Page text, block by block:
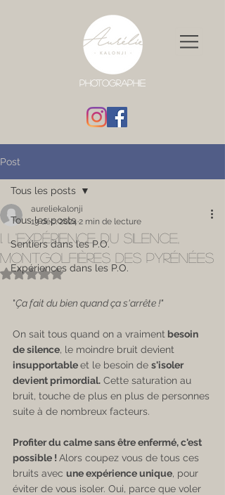
Photographie
Post
Tous les posts
Sentiers dans les P.O.
Expériences dans les P.O.
Tous les posts
I. L'EXPÉRIENCE DU SILENCE,
MONTGOLFIÈRES DES PYRÉNÉES
aureliekalonji
13 déc. 2024 2 min de lecture
Noté NaN étoiles sur 5.
​"Ça fait du bien quand ça s'arrête !"
On sait tous quand on a vraiment besoin
de silence, le moindre bruit devient
insupportable et le besoin de s'isoler
devient primordial. Cette saturation au
bruit, touche de plus en plus de personnes
suite à de nombreux facteurs.
Profiter du calme sans être enfermé, c'est
possible ! Alors coupez vous de tous ces
bruits avec une expérience unique, pour
éviter de vous isoler. Oui, parce que voler